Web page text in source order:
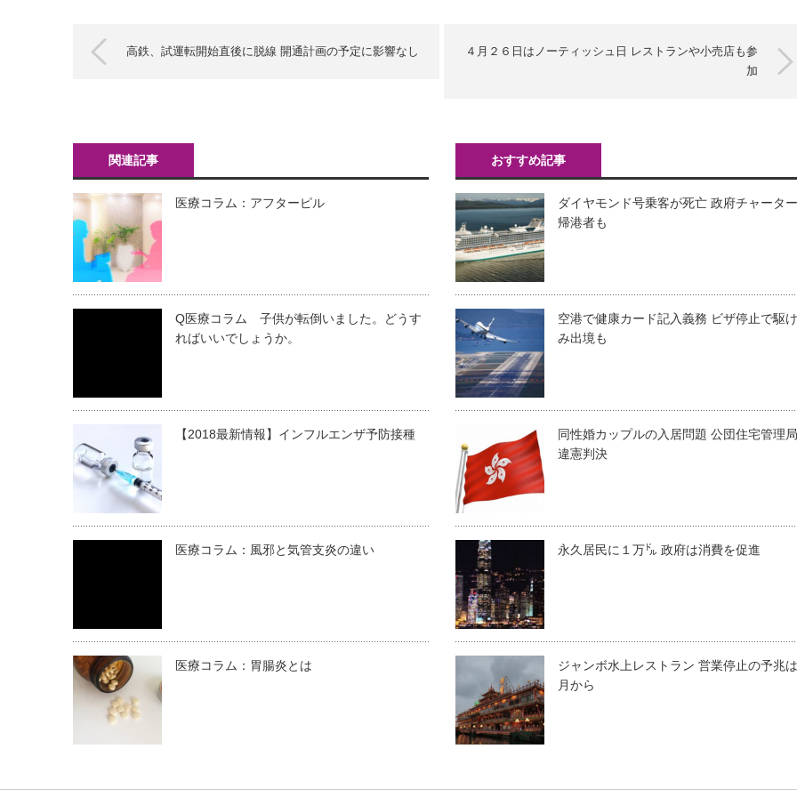
高鉄、試運転開始直後に脱線 開通計画の予定に影響なし
４月２６日はノーティッシュ日 レストランや小売店も参
加
関連記事
医療コラム：アフターピル
Q医療コラム 子供が転倒いました。どうす
ればいいでしょうか。
【2018最新情報】インフルエンザ予防接種
医療コラム：風邪と気管支炎の違い
医療コラム：胃腸炎とは
おすすめ記事
ダイヤモンド号乗客が死亡 政府チャータ
帰港者も
空港で健康カード記入義務 ビザ停止で駆
み出境も
同性婚カップルの入居問題 公団住宅管理
違憲判決
永久居民に１万㌦ 政府は消費を促進
ジャンボ水上レストラン 営業停止の予兆は
月から